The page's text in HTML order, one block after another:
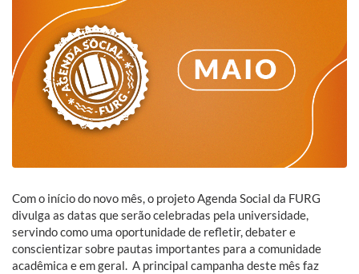
Com o início do novo mês, o projeto Agenda Social da FURG
divulga as datas que serão celebradas pela universidade,
servindo como uma oportunidade de refletir, debater e
conscientizar sobre pautas importantes para a comunidade
acadêmica e em geral. A principal campanha deste mês faz